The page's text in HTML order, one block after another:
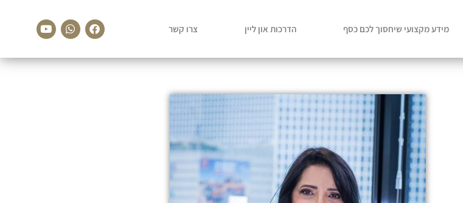
מידע מקצועי שיחסוך לכם כסף הדרכות און ליין צרו קשר Facebook
Whatsapp
Youtube